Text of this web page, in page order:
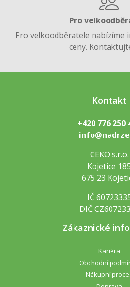
Pro
Pro velkoodběratele nabízíme
ceny.
Kontakt
+420 776 250
CEKO s.r.o.
Kojetice 185
675 23
IČ
DIČ
Zákaznické
Kariéra
Obchodní
Nákupní